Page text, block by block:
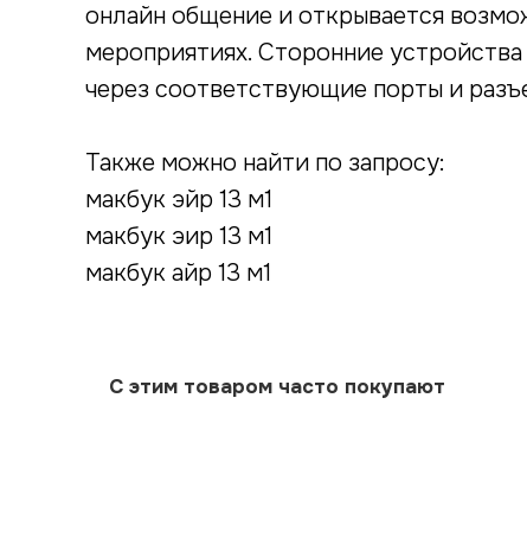
онлайн общение и открывается
мероприятиях. Сторонние
через соответствующие порты и
Также можно найти по запросу:
макбук эйр 13 м1
макбук эир 13 м1
макбук айр 13 м1
С этим товаром часто покупают